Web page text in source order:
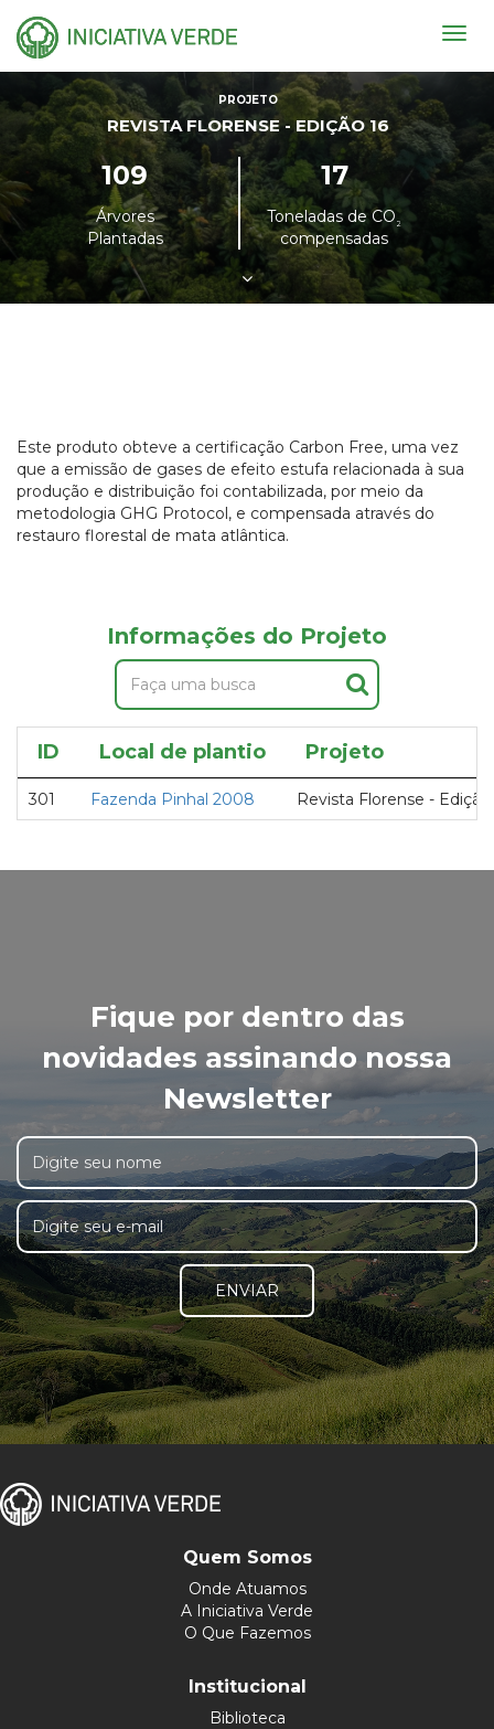
PROJETO
REVISTA FLORENSE - EDIÇÃO 16
109
Árvores
Plantadas
17
Toneladas de CO²
compensadas
Este produto obteve a certificação Carbon Free, uma vez
que a emissão de gases de efeito estufa relacionada à sua
produção e distribuição foi contabilizada, por meio da
metodologia GHG Protocol, e compensada através do
restauro florestal de mata atlântica.
Informações do Projeto
ID Local de plantio Projeto
301 Fazenda Pinhal 2008 Revista Florense - Edição
Fique por dentro das
novidades assinando nossa
Newsletter
ENVIAR
Quem Somos
Onde Atuamos
A Iniciativa Verde
O Que Fazemos
Institucional
Biblioteca